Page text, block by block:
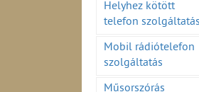
Helyhez kötött
telefon szolgáltatás
Mobil rádiótelefon
szolgáltatás
Műsorszórás